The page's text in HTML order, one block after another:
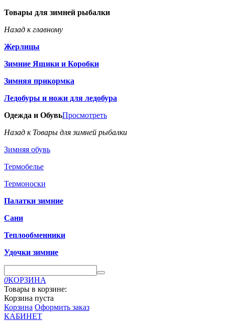
Товары для зимней рыбалки
Назад к главному
Жерлицы
Зимние Ящики и Коробки
Зимняя прикормка
Ледобуры и ножи для ледобура
Одежда и ОбувьПросмотреть
Назад к Товары для зимней рыбалки
Зимняя обувь
Термобелье
Термоноски
Палатки зимние
Сани
Теплообменники
Удочки зимние
0КОРЗИНА
Товары в корзине:
Корзина пуста
Корзина Оформить заказ
КАБИНЕТ